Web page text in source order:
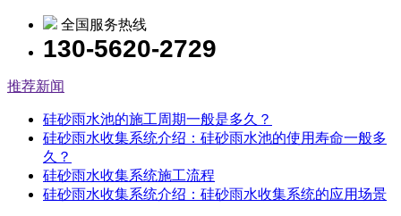
全国服务热线
130-5620-2729
推荐新闻
硅砂雨水池的施工周期一般是多久？
硅砂雨水收集系统介绍：硅砂雨水池的使用寿命一般多
久？
硅砂雨水收集系统施工流程
硅砂雨水收集系统介绍：硅砂雨水收集系统的应用场景